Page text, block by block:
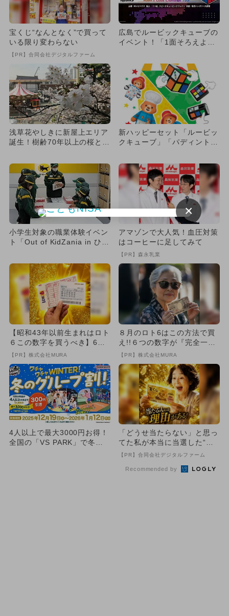
宝くじ“なんとなく”で買って
いる限り変わらない
【PR】合同会社デジタルファーム
広島でルービックキューブの
イベント！「1面そろえよう
浅草花やしきに新屋上エリア
誕生！樹齢70年以上の桜と
新ハッピーセット「ルービッ
クキューブ」「パディント
小学生対象の職業体験イベン
ト「Out of KidZania in ひろ
アマゾンで大人気！血圧対策
はコーヒーに足してみて
【PR】森永乳業
【昭和43年以前生まれはロト
６この数字を買うべき】6つ
の数字が「完全一致」する
【PR】株式会社MURA
８月のロト6はこの方法で買
え!!６つの数字が『完全一
致』する方法
【PR】株式会社MURA
4人以上で最大3000円お得！
全国の「VS PARK」で冬の
「どうせ当たらない」と思っ
てた私が本当に当選した“買
い方”がこれ
【PR】合同会社デジタルファーム
Recommended by
×